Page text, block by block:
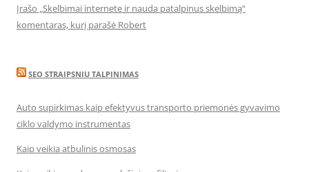
Įrašo „Skelbimai internete ir nauda patalpinus skelbimą“
komentaras, kurį parašė Robert
SEO STRAIPSNIU TALPINIMAS
Auto supirkimas kaip efektyvus transporto priemonės gyvavimo
ciklo valdymo instrumentas
Kaip veikia atbulinis osmosas